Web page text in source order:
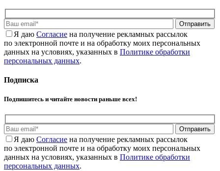
Отправить
Я даю Cогласие на получение рекламных рассылок
по электронной почте и на обработку моих персональных
данных на условиях, указанных в Политике обработки
персональных данных.
Подписка
Подпишитесь и читайте новости раньше всех!
Отправить
Я даю Cогласие на получение рекламных рассылок
по электронной почте и на обработку моих персональных
данных на условиях, указанных в Политике обработки
персональных данных.